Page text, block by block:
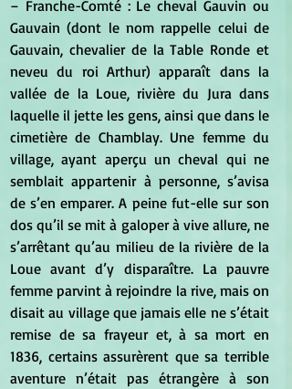
– Franche-Comté : Le cheval Gauvin ou
Gauvain (dont le nom rappelle celui de
Gauvain, chevalier de la Table Ronde et
neveu du roi Arthur) apparaît dans la
vallée de la Loue, rivière du Jura dans
laquelle il jette les gens, ainsi que dans le
cimetière de Chamblay. Une femme du
village, ayant aperçu un cheval qui ne
semblait appartenir à personne, s’avisa
de s’en emparer. A peine fut-elle sur son
dos qu’il se mit à galoper à vive allure, ne
s’arrêtant qu’au milieu de la rivière de la
Loue avant d’y disparaître. La pauvre
femme parvint à rejoindre la rive, mais on
disait au village que jamais elle ne s’était
remise de sa frayeur et, à sa mort en
1836, certains assurèrent que sa terrible
aventure n’était pas étrangère à son